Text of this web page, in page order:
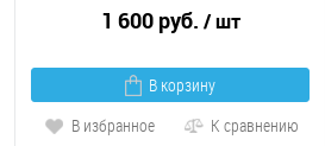
1 600 руб. / шт
В корзину
В избранное
К сравнению